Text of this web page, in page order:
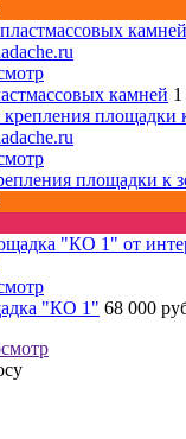
камней
площадки к
"КО 1" 68 000